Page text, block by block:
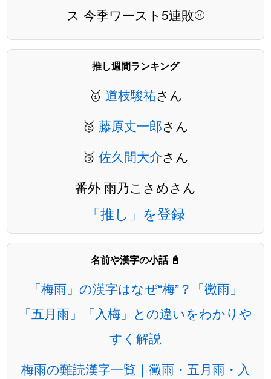
ス 今季ワースト5連敗⚾️
推し週間ランキング
🥇 道枝駿祐さん
🥈 藤原丈一郎さん
🥉 佐久間大介さん
番外 雨乃こさめさん
「推し」を登録
名前や漢字の小話 📓
「梅雨」の漢字はなぜ“梅”？「黴雨」
「五月雨」「入梅」との違いをわかりや
すく解説
梅雨の難読漢字一覧｜黴雨・五月雨・入